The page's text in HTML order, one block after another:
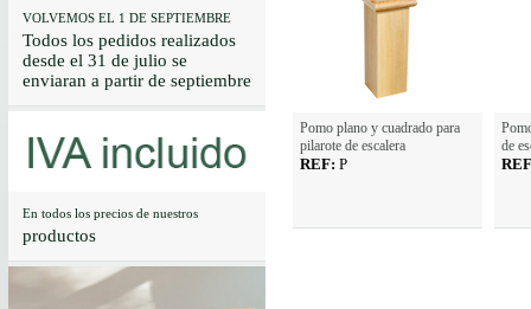
VOLVEMOS EL 1 DE SEPTIEMBRE
Todos los pedidos realizados
desde el 31 de julio se
enviaran a partir de septiembre
En todos los precios de nuestros
productos
Pomo plano y cuadrado para
pilarote de escalera
REF: P
de